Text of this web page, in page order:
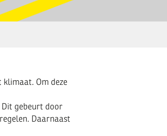
klimaat. Om deze
gebeurt door
Daarnaast